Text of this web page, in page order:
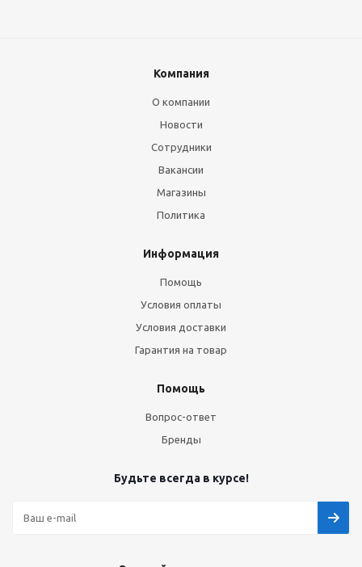
Компания
О компании
Новости
Сотрудники
Вакансии
Магазины
Политика
Информация
Помощь
Условия оплаты
Условия доставки
Гарантия на товар
Помощь
Вопрос-ответ
Бренды
Будьте всегда в курсе!